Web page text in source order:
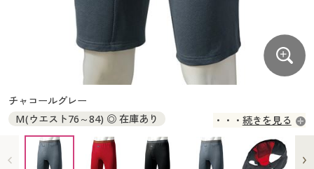
大きいサイズ レディース下着
大きいサイズ メンズ
大きいサイズ 事務・制服
シークレットセール
商品カテゴリ一覧
カタログ・チラシからのご注文
デジタルカタログ
大きいサイズ メンズ
大きいサイズ 事務・制服
カタログ・チラシからのご注文
カタログ無料プレゼント
会員メニュー
チャコールグレー
M(ウエスト76～84) ◎ 在庫あり
L(ウエスト84～94) ◎ 在庫あり
LL(ウエスト94～104) ◎ 在庫あり
続きを見る